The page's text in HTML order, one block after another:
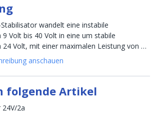
wandelt eine instabile
9 Volt bis 40 Volt in eine um stabile
Volt, mit einer maximalen Leistung von 2A
anschauen
folgende Artikel
24V/2a